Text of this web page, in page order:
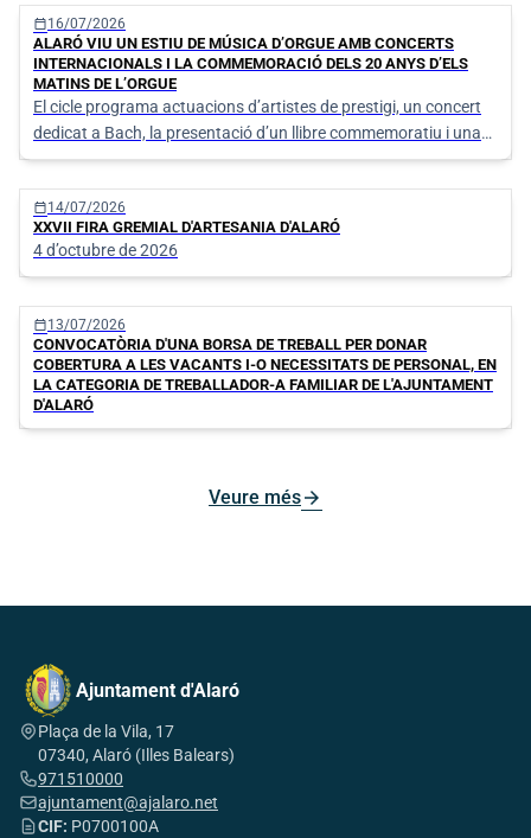
calendar_today16/07/2026
ALARÓ VIU UN ESTIU DE MÚSICA D’ORGUE AMB CONCERTS
INTERNACIONALS I LA COMMEMORACIÓ DELS 20 ANYS D’ELS
MATINS DE L’ORGUE
El cicle programa actuacions d’artistes de prestigi, un concert
dedicat a Bach, la presentació d’un llibre commemoratiu i una
cita especial pel IV Centenari de l’església de Sant Bartomeu.
calendar_today14/07/2026
XXVII FIRA GREMIAL D'ARTESANIA D'ALARÓ
4 d’octubre de 2026
calendar_today13/07/2026
CONVOCATÒRIA D'UNA BORSA DE TREBALL PER DONAR
COBERTURA A LES VACANTS I-O NECESSITATS DE PERSONAL, EN
LA CATEGORIA DE TREBALLADOR-A FAMILIAR DE L'AJUNTAMENT
D'ALARÓ
Veure mésarrow_forward
Ajuntament d'Alaró
Plaça de la Vila, 17
07340, Alaró (Illes Balears)
971510000
ajuntament@ajalaro.net
CIF: P0700100A